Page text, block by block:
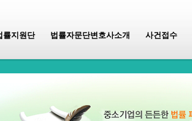
률지원단 법률자문단변호사소개 사건접수